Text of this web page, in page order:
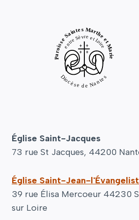
Église Saint-Jacques
73 rue St Jacques, 44200
Église Saint-Jean-
39 rue Élisa Mercoeur 44230
sur Loire